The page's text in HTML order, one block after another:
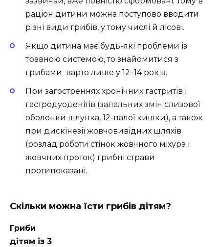
раціон дитини можна поступово вводити
різні види грибів, у тому числі й лісові.
Якщо дитина має будь-які проблеми із
травною системою, то знайомитися з
грибами варто лише у 12–14 років.
При загостреннях хронічних гастритів і
гастродуоденітів (запальних змін слизової
оболонки шлунка, 12-палої кишки), а також
при дискінезії жовчовивідних шляхів
(розлад роботи стінок жовчного міхура і
жовчних проток) грибні страви
протипоказані.
Скільки можна їсти грибів дітям?
Гриби
дітям із 3